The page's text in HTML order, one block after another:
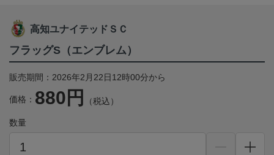
高知ユナイテッドＳＣ
フラッグS（エンブレム）
販売期間：2026年2月22日12時00分から
価格： 880円 （税込）
数量